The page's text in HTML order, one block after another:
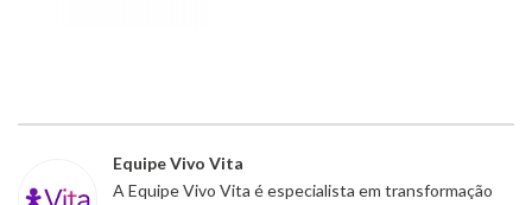
Equipe Vivo Vita
A Equipe Vivo Vita é especialista em transformação